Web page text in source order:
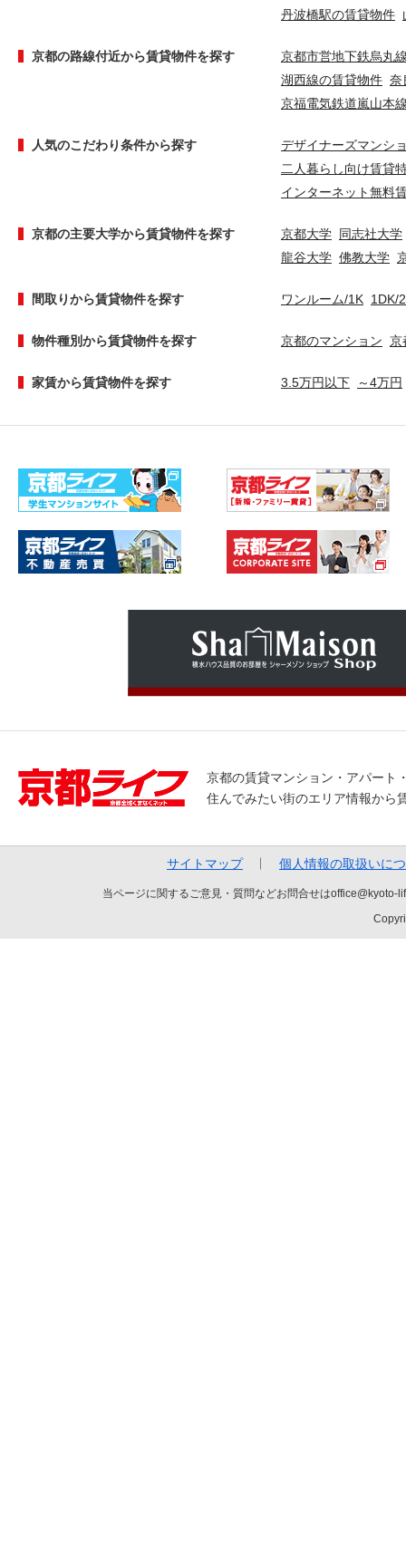
丹波橋駅の賃貸物件
京都の路線付近から賃貸物件を探す
京都市営地下鉄烏丸
湖西線の賃貸物件 奈
京福電気鉄道嵐山本
人気のこだわり条件から探す
デザイナーズマンシ
二人暮らし向け賃貸
インターネット無料
京都の主要大学から賃貸物件を探す 京都大学 同志社大学
龍谷大学 佛教大学
間取りから賃貸物件を探す ワンルーム/1K 1DK/
物件種別から賃貸物件を探す 京都のマンション 京
家賃から賃貸物件を探す 3.5万円以下 ～4万円
京都の賃貸マンション・アパート
住んでみたい街のエリア情報から
サイトマップ 個人情報の取扱いに
当ページに関するご意見・質問などお問合せは